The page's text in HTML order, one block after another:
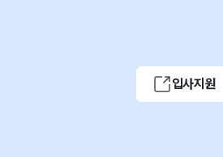
입사지원